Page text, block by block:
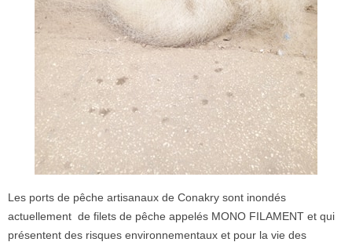
Les ports de pêche artisanaux de Conakry sont inondés
actuellement de filets de pêche appelés MONO FILAMENT et qui
présentent des risques environnementaux et pour la vie des